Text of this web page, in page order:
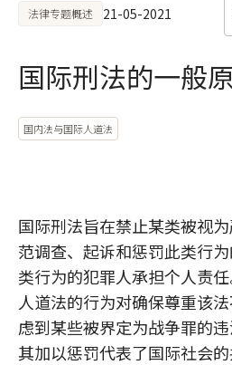
法律专题概述 21-05-2021
国际刑法的一般
国内法与国际人道法
国际刑法旨在禁止某类被视
范调查、起诉和惩罚此类行
类行为的犯罪人承担个人责
人道法的行为对确保尊重该
虑到某些被界定为战争罪的
其加以惩罚代表了国际社会